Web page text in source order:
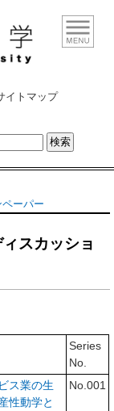
イトマップ
ーパー
スカッショ
Series
No.
ス業の生
性動学と
No.001